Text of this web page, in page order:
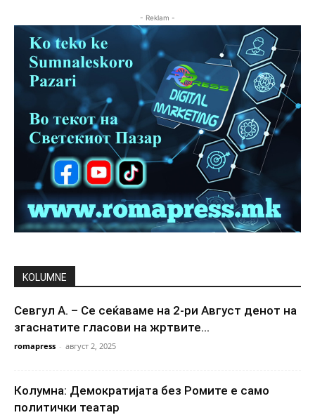
- Reklam -
KOLUMNE
Севгул А. – Се сеќаваме на 2-ри Август денот на
згаснатите гласови на жртвите...
romapress - август 2, 2025
Колумна: Демократијата без Ромите е само
политички театар